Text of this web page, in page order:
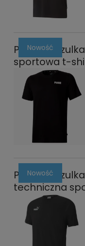
Puma
sportowa t-
Nowość
Puma
techniczna
Nowość